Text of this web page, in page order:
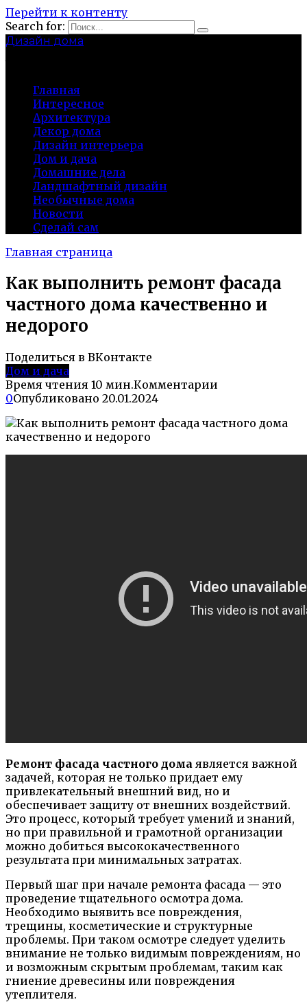
Перейти к контенту
Search for:
Дизайн дома
Главная
Интересное
Архитектура
Декор дома
Дизайн интерьера
Дом и дача
Домашние дела
Ландшафтный дизайн
Необычные дома
Новости
Сделай сам
Главная страница
Как выполнить ремонт фасада
частного дома качественно и
недорого
Поделиться в ВКонтакте
Дом и дача
Время чтения 10 мин.Комментарии
0Опубликовано 20.01.2024
Ремонт фасада частного дома является важной
задачей, которая не только придает ему
привлекательный внешний вид, но и
обеспечивает защиту от внешних воздействий.
Это процесс, который требует умений и знаний,
но при правильной и грамотной организации
можно добиться высококачественного
результата при минимальных затратах.
Первый шаг при начале ремонта фасада — это
проведение тщательного осмотра дома.
Необходимо выявить все повреждения,
трещины, косметические и структурные
проблемы. При таком осмотре следует уделить
внимание не только видимым повреждениям, но
и возможным скрытым проблемам, таким как
гниение древесины или повреждения
утеплителя.